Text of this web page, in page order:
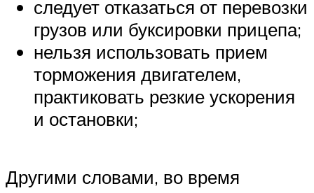
следует отказаться от перевозки
грузов или буксировки прицепа;
нельзя использовать прием
торможения двигателем,
практиковать резкие ускорения
и остановки;
Другими словами, во время